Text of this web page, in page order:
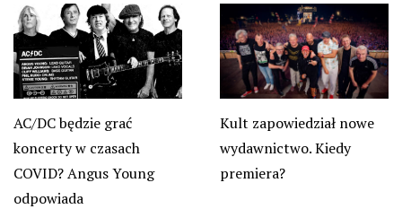
AC/DC będzie grać
koncerty w czasach
COVID? Angus Young
odpowiada
Kult zapowiedział nowe
wydawnictwo. Kiedy
premiera?